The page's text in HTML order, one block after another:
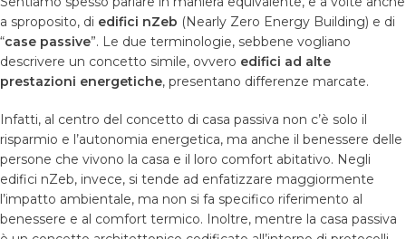
a sproposito, di edifici nZeb (Nearly Zero Energy Building) e di
“case passive”. Le due terminologie, sebbene vogliano
descrivere un concetto simile, ovvero edifici ad alte
prestazioni energetiche, presentano differenze marcate.
Infatti, al centro del concetto di casa passiva non c’è solo il
risparmio e l’autonomia energetica, ma anche il benessere delle
persone che vivono la casa e il loro comfort abitativo. Negli
edifici nZeb, invece, si tende ad enfatizzare maggiormente
l’impatto ambientale, ma non si fa specifico riferimento al
benessere e al comfort termico. Inoltre, mentre la casa passiva